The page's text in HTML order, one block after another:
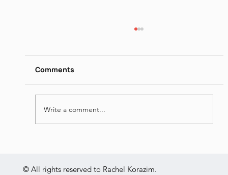
https://www.dropbox.com/scl/fi/26ip5u1qjrn
gquo4hqe8o/I-Jun-16-2026.mp4?
rlkey=vrn1b0lj2e1jk7v84mh31x695&st=nmt0
yvgu&dl=0
Comments
Write a comment...
© All rights reserved to Rachel Korazim.